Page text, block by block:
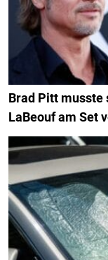
Brad Pitt musste
LaBeouf am Set